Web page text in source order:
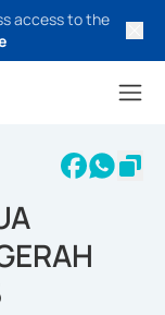
access to the